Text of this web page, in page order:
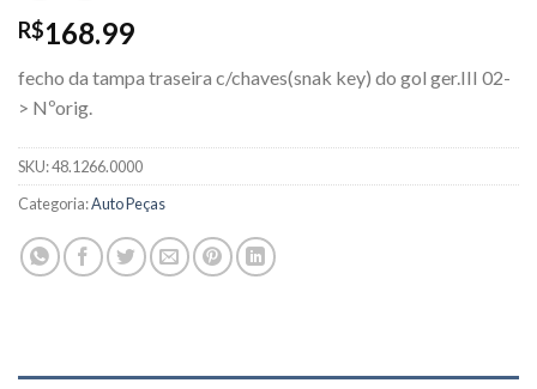
R$168.99
fecho da tampa traseira c/chaves(snak key) do gol ger.III 02-
> Nºorig.
SKU:48.1266.0000
Categoria:Auto Peças